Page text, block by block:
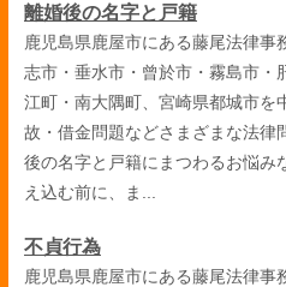
離婚後の名字と戸籍
鹿児島県鹿屋市にある藤尾法律
志市・垂水市・曾於市・霧島市・
江町・南大隅町、宮崎県都城市を
故・借金問題などさまざまな法律
後の名字と戸籍にまつわるお悩み
え込む前に、ま...
不貞行為
鹿児島県鹿屋市にある藤尾法律